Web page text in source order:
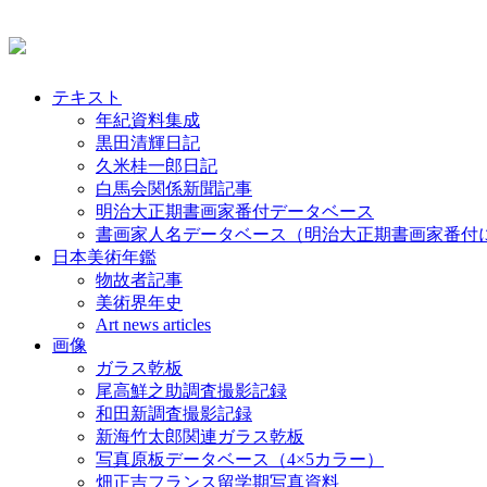
テキスト
年紀資料集成
黒田清輝日記
久米桂一郎日記
白馬会関係新聞記事
明治大正期書画家番付データベース
書画家人名データベース（明治大正期書画家番付
日本美術年鑑
物故者記事
美術界年史
Art news articles
画像
ガラス乾板
尾高鮮之助調査撮影記録
和田新調査撮影記録
新海竹太郎関連ガラス乾板
写真原板データベース（4×5カラー）
畑正吉フランス留学期写真資料